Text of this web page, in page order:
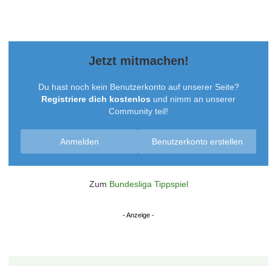
Jetzt mitmachen!
Du hast noch kein Benutzerkonto auf unserer Seite?
Registriere dich kostenlos und nimm an unserer
Community teil!
Benutzerkonto erstellen
Anmelden
Zum Bundesliga Tippspiel